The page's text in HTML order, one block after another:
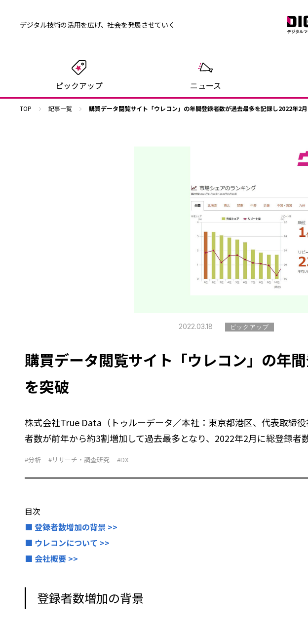
デジタル技術の活用を広げ、社会を発展させていく
ピックアップ ニュース
TOP 記事一覧 購買データ閲覧サイト「ウレコン」の年間登録者数が過去最多を記録し2022年2
2022.03.18 ピックアップ
購買データ閲覧サイト「ウレコン」の年
を突破
株式会社True Data（トゥルーデータ／本社：東京都港区、代表取締
者数が前年から約3割増加して過去最多となり、2022年2月に総登録者
#分析 #リサーチ・調査研究 #DX
目次
■ 登録者数増加の背景 >>
■ ウレコンについて >>
■ 会社概要 >>
登録者数増加の背景